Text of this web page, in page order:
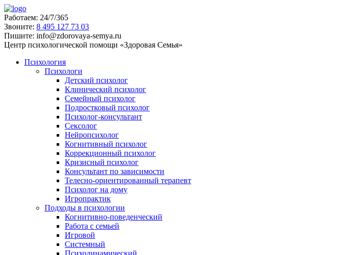
Работаем: 24/7/365
Звоните: ‪8 495 127 73 03
Пишите: info@zdorovaya-semya.ru
Центр психологической помощи «Здоровая Семья»
Психология
Психологи
Детский психолог
Клинический психолог
Семейный психолог
Подростковый психолог
Психолог-консультант
Сексолог
Нейропсихолог
Когнитивный психолог
Коррекционный психолог
Кризисный психолог
Консультант по зависимости
Телесно-ориентированный терапевт
Психолог на дому
Игропрактик
Подходы в психологии
Когнитивно-поведенческий
Работа с семьей
Игровой
Системный
Психодинамический